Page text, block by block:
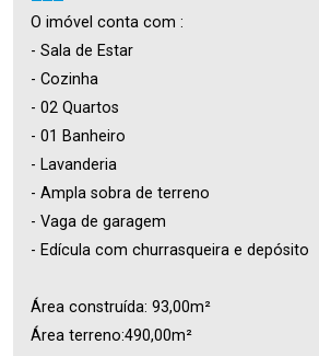
O imóvel conta com :
- Sala de Estar
- Cozinha
- 02 Quartos
- 01 Banheiro
- Lavanderia
- Ampla sobra de terreno
- Vaga de garagem
- Edícula com churrasqueira e depósito
Área construída: 93,00m²
Área terreno:490,00m²